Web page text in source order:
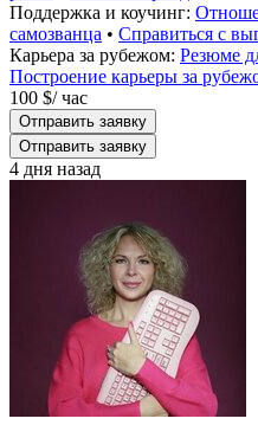
Поддержка и коучинг:
самозванца • Справиться с
Карьера за рубежом: Резюме
Построение карьеры за
100 $/ час
Отправить заявку
Отправить заявку
4 дня назад